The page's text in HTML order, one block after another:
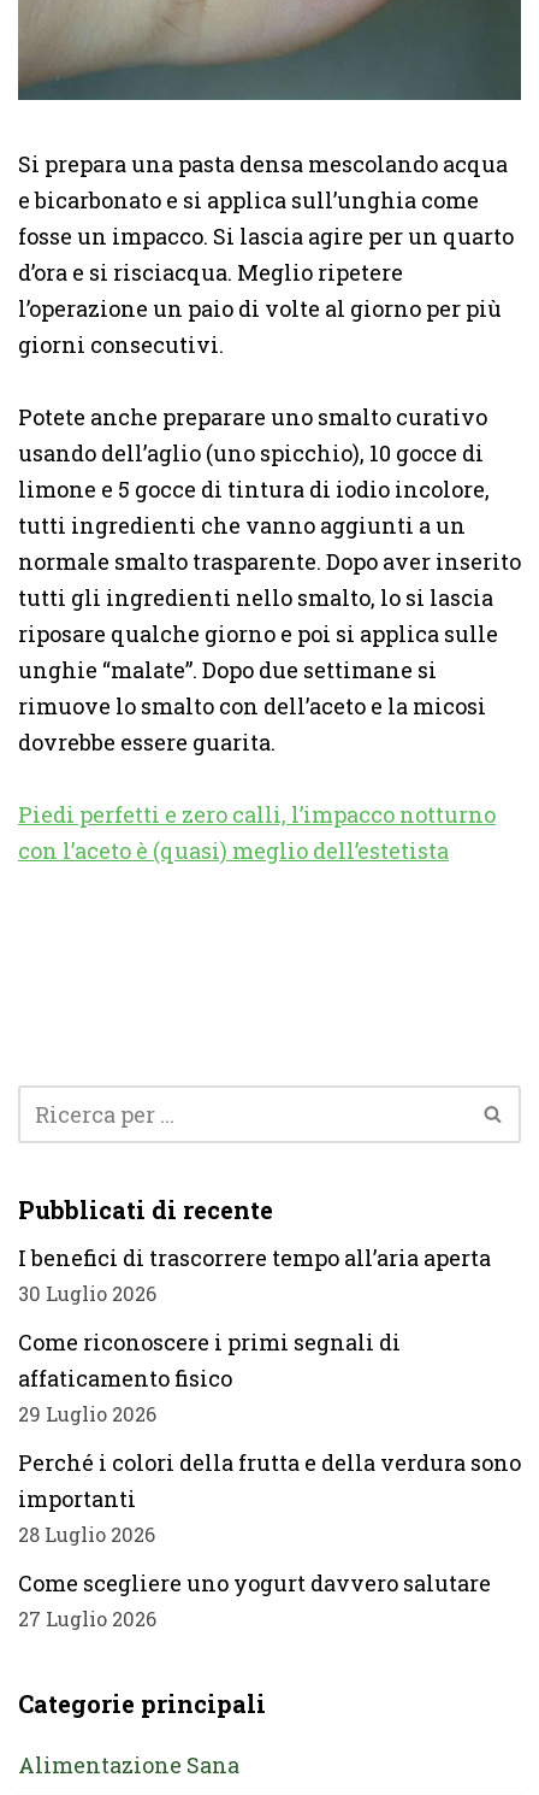
Si prepara una pasta densa mescolando acqua
e bicarbonato e si applica sull’unghia come
fosse un impacco. Si lascia agire per un quarto
d’ora e si risciacqua. Meglio ripetere
l’operazione un paio di volte al giorno per più
giorni consecutivi.
Potete anche preparare uno smalto curativo
usando dell’aglio (uno spicchio), 10 gocce di
limone e 5 gocce di tintura di iodio incolore,
tutti ingredienti che vanno aggiunti a un
normale smalto trasparente. Dopo aver inserito
tutti gli ingredienti nello smalto, lo si lascia
riposare qualche giorno e poi si applica sulle
unghie “malate”. Dopo due settimane si
rimuove lo smalto con dell’aceto e la micosi
dovrebbe essere guarita.
Piedi perfetti e zero calli, l’impacco notturno
con l’aceto è (quasi) meglio dell’estetista
Pubblicati di recente
I benefici di trascorrere tempo all’aria aperta
30 Luglio 2026
Come riconoscere i primi segnali di
affaticamento fisico
29 Luglio 2026
Perché i colori della frutta e della verdura sono
importanti
28 Luglio 2026
Come scegliere uno yogurt davvero salutare
27 Luglio 2026
Categorie principali
Alimentazione Sana